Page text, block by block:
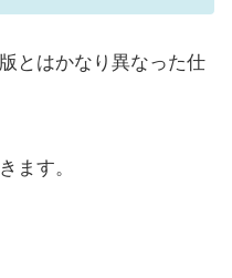
とはかなり異なった仕
ます。